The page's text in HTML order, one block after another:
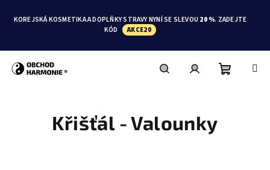
KOREJSKÁ KOSMETIKA A DOPLŇKY STRAVY NYNÍ SE SLEVOU 20 %. ZADEJTE
KÓD
AKCE20
Křišťál - Valounky